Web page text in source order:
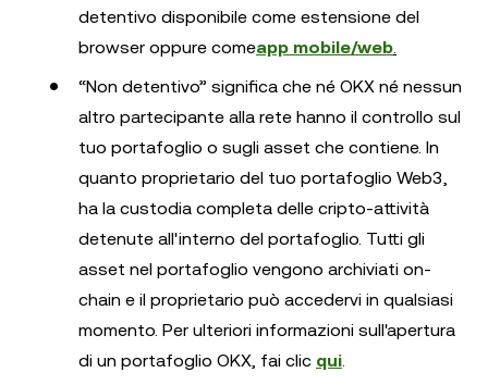
detentivo disponibile come estensione del
browser oppure comeapp mobile/web.
“Non detentivo” significa che né OKX né nessun
altro partecipante alla rete hanno il controllo sul
tuo portafoglio o sugli asset che contiene. In
quanto proprietario del tuo portafoglio Web3,
ha la custodia completa delle cripto-attività
detenute all'interno del portafoglio. Tutti gli
asset nel portafoglio vengono archiviati on-
chain e il proprietario può accedervi in qualsiasi
momento. Per ulteriori informazioni sull'apertura
di un portafoglio OKX, fai clic qui.